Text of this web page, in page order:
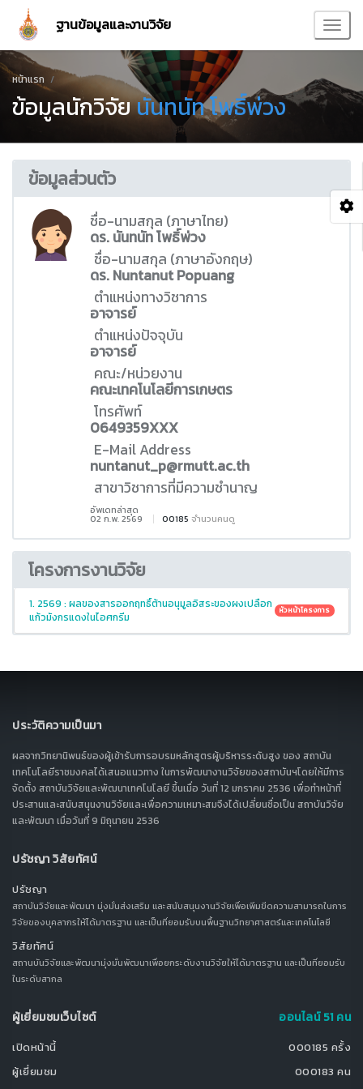
ฐานข้อมูลและงานวิจัย
หน้าแรก
ข้อมูลนักวิจัยนันทนัท โพธิ์พ่วง
ข้อมูลส่วนตัว
ชื่อ-นามสกุล (ภาษาไทย)
ดร. นันทนัท โพธิ์พ่วง
ชื่อ-นามสกุล (ภาษาอังกฤษ)
ดร. Nuntanut Popuang
ตำแหน่งทางวิชาการ
อาจารย์
ตำแหน่งปัจจุบัน
อาจารย์
คณะ/หน่วยงาน
คณะเทคโนโลยีการเกษตร
โทรศัพท์
0649359XXX
E-Mail Address
nuntanut_p@rmutt.ac.th
สาขาวิชาการที่มีความชำนาญ
อัพเดทล่าสุด
02 ก.พ. 2569 00185 จำนวนคนดู
โครงการงานวิจัย
1. 2569 : ผลของสารออกฤทธิ์ต้านอนุมูลอิสระของผงเปลือก
แก้วมังกรแดงในไอศกรีม
หัวหน้าโครงการ
ประวัติความเป็นมา
ผลจากวิทยานิพนธ์ของผู้เข้ารับการอบรมหลักสูตรผู้บริหารระดับสูง ของ สถาบัน
เทคโนโลยีราชมงคลได้เสนอแนวทาง ในการพัฒนางานวิจัยของสถาบันฯโดยให้มีการ
จัดตั้ง สถาบันวิจัยและพัฒนาเทคโนโลยี ขึ้นเมื่อ วันที่ 12 มกราคม 2536 เพื่อทำหน้าที่
ประสานและสนับสนุนงานวิจัยและเพื่อความเหมาะสมจึงได้เปลี่ยนชื่อเป็น สถาบันวิจัย
และพัฒนา เมื่อวันที่ 9 มิถุนายน 2536
ปรัชญา วิสัยทัศน์
ปรัชญา
สถาบันวิจัยและพัฒนา มุ่งมั่นส่งเสริม และสนับสนุนงานวิจัยเพื่อเพิ่มขีดความสามารถในการ
วิจัยของบุคลากรให้ได้มาตรฐาน และเป็นที่ยอมรับบนพื้นฐานวิทยาศาสตร์และเทคโนโลยี
วิสัยทัศน์
สถานบันวิจัยและพัฒนามุ่งมั่นพัฒนาเพื่อยกระดับงานวิจัยให้ได้มาตรฐาน และเป็นที่ยอมรับ
ในระดับสากล
ผู้เยี่ยมชมเว็บไซต์ ออนไลน์ 51 คน
เปิดหน้านี้
000185 ครั้ง
ผู้เยี่ยมชม
000183 คน